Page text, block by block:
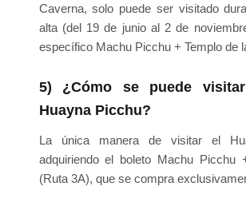
Caverna, solo puede ser visitado
alta (del 19 de junio al 2 de
específico Machu Picchu + Templo de
5) ¿Cómo se puede
Huayna Picchu?
La única manera de visitar el
adquiriendo el boleto Machu Picchu
(Ruta 3A), que se compra